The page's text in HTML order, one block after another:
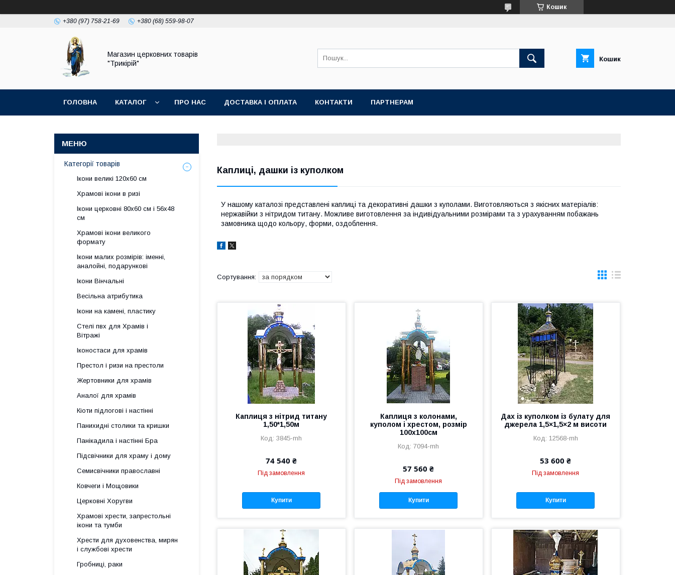
Кошик
+380 (97) 758-21-69 +380 (68) 559-98-07
Магазин церковних товарів
"Трикірій"
Кошик
ГОЛОВНА КАТАЛОГ ПРО НАС ДОСТАВКА І ОПЛАТА КОНТАКТИ ПАРТНЕРАМ
Каплиці, дашки із куполком
У нашому каталозі представлені каплиці та декоративні дашки з куполами. Виготовляються з якісних матеріалів:
нержавійки з нітридом титану. Можливе виготовлення за індивідуальними розмірами та з урахуванням побажань
замовника щодо кольору, форми, оздоблення.
Каплиця з нітрид титану
1,50*1,50м
3845-mh
74 540 ₴
Під замовлення
Купити
Каплиця з колонами,
куполом і хрестом, розмір
100х100см
7094-mh
57 560 ₴
Під замовлення
Купити
Дах із куполком із булату для
джерела 1,5×1,5×2 м висоти
12568-mh
53 600 ₴
Під замовлення
Купити
Категорії товарів
Ікони великі 120х60 см
Храмові ікони в ризі
Ікони церковні 80х60 см і 56х48
см
Храмові ікони великого
формату
Ікони малих розмірів: іменні,
аналойні, подарункові
Ікони Вінчальні
Весільна атрибутика
Ікони на камені, пластику
Стелі пвх для Храмів і
Вітражі
Іконостаси для храмів
Престол і ризи на престоли
Жертовники для храмів
Аналої для храмів
Кіоти підлогові і настінні
Панихидні столики та кришки
Панікадила і настінні Бра
Підсвічники для храму і дому
Семисвічники православні
Ковчеги і Мощовики
Церковні Хоругви
Храмові хрести, запрестольні
ікони та тумби
Хрести для духовенства, мирян
і службові хрести
Гробниці, раки